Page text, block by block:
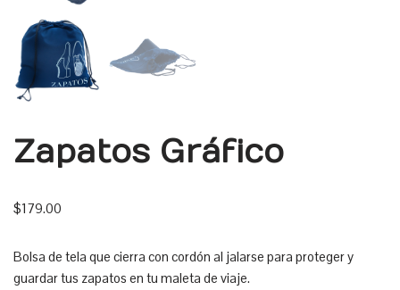
Zapatos Gráfico
$179.00
Bolsa de tela que cierra con cordón al jalarse para proteger y
guardar tus zapatos en tu maleta de viaje.